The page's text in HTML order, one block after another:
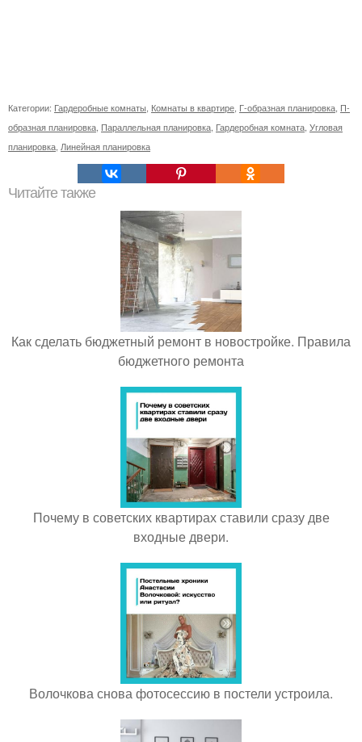
Категории: Гардеробные комнаты Комнаты в квартире Г-образная планировка П-
образная планировка Параллельная планировка Гардеробная комната Угловая
планировка Линейная планировка
Читайте также
Как сделать бюджетный ремонт в новостройке. Правила
бюджетного ремонта
Почему в советских квартирах ставили сразу две
входные двери.
Волочкова снова фотосессию в постели устроила.